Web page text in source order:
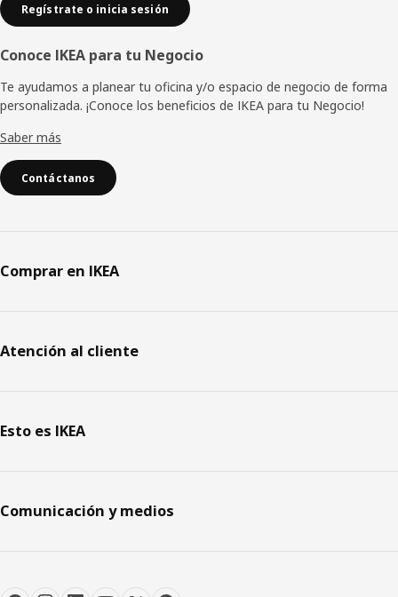
Regístrate o inicia sesión
Conoce IKEA para tu Negocio
Te ayudamos a planear tu oficina y/o espacio de negocio de forma
personalizada. ¡Conoce los beneficios de IKEA para tu Negocio!
Saber más
Contáctanos
Comprar en IKEA
Atención al cliente
Esto es IKEA
Comunicación y medios